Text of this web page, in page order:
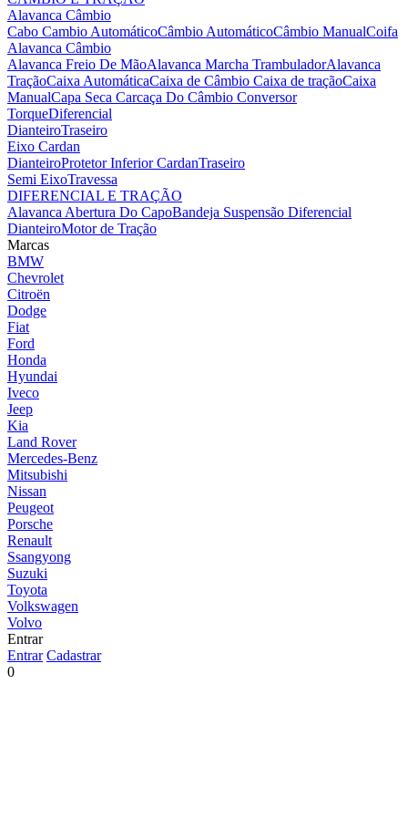
Alavanca Câmbio
Cabo Cambio AutomáticoCâmbio AutomáticoCâmbio ManualCoifa
Alavanca Câmbio
Alavanca Freio De MãoAlavanca Marcha TrambuladorAlavanca
TraçãoCaixa AutomáticaCaixa de Câmbio Caixa de traçãoCaixa
ManualCapa Seca Carcaça Do Câmbio Conversor
TorqueDiferencial
DianteiroTraseiro
Eixo Cardan
DianteiroProtetor Inferior CardanTraseiro
Semi EixoTravessa
DIFERENCIAL E TRAÇÃO
Alavanca Abertura Do CapoBandeja Suspensão Diferencial
DianteiroMotor de Tração
Marcas
BMW
Chevrolet
Citroën
Dodge
Fiat
Ford
Honda
Hyundai
Iveco
Jeep
Kia
Land Rover
Mercedes-Benz
Mitsubishi
Nissan
Peugeot
Porsche
Renault
Ssangyong
Suzuki
Toyota
Volkswagen
Volvo
Entrar
Entrar Cadastrar
0